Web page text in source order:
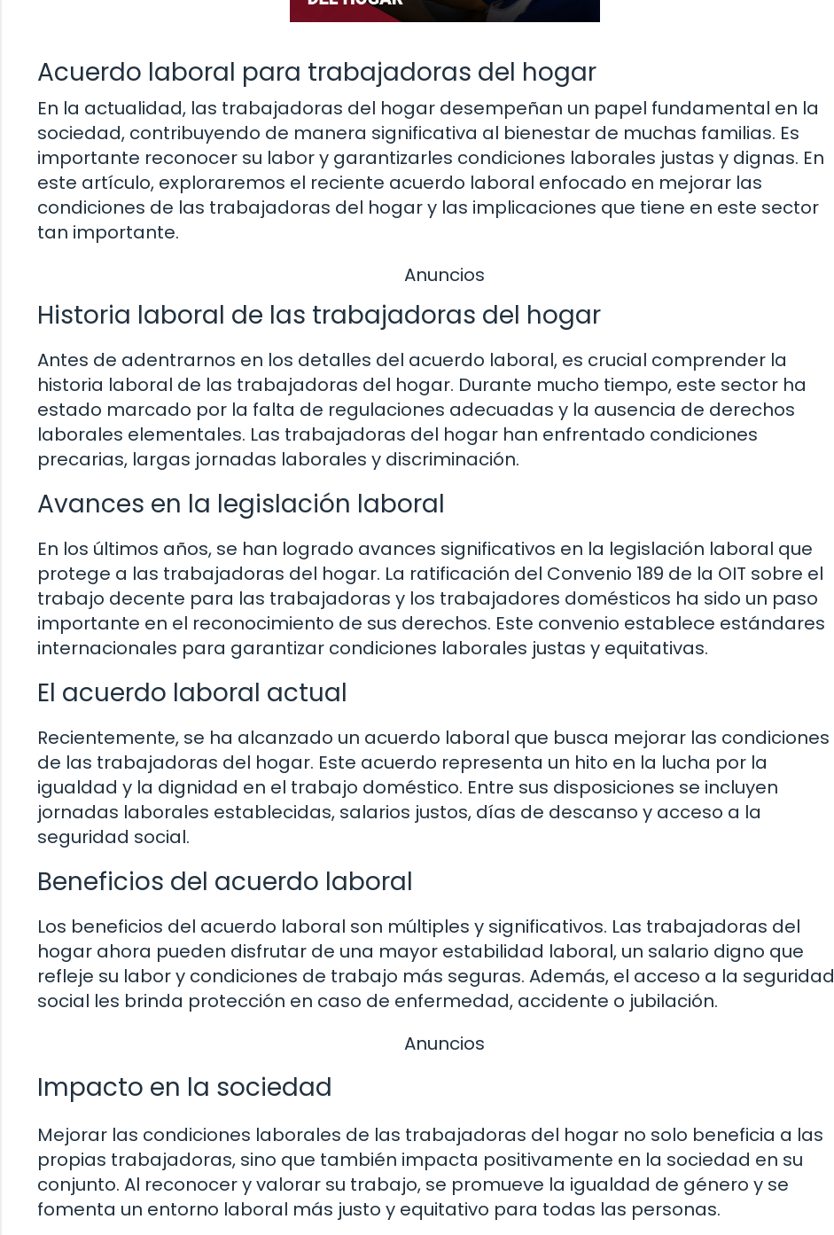
Acuerdo laboral para trabajadoras del hogar
En la actualidad, las trabajadoras del hogar desempeñan un papel fundamental en la
sociedad, contribuyendo de manera significativa al bienestar de muchas familias. Es
importante reconocer su labor y garantizarles condiciones laborales justas y dignas. En
este artículo, exploraremos el reciente acuerdo laboral enfocado en mejorar las
condiciones de las trabajadoras del hogar y las implicaciones que tiene en este sector
tan importante.
Anuncios
Historia laboral de las trabajadoras del hogar
Antes de adentrarnos en los detalles del acuerdo laboral, es crucial comprender la
historia laboral de las trabajadoras del hogar. Durante mucho tiempo, este sector ha
estado marcado por la falta de regulaciones adecuadas y la ausencia de derechos
laborales elementales. Las trabajadoras del hogar han enfrentado condiciones
precarias, largas jornadas laborales y discriminación.
Avances en la legislación laboral
En los últimos años, se han logrado avances significativos en la legislación laboral que
protege a las trabajadoras del hogar. La ratificación del Convenio 189 de la OIT sobre el
trabajo decente para las trabajadoras y los trabajadores domésticos ha sido un paso
importante en el reconocimiento de sus derechos. Este convenio establece estándares
internacionales para garantizar condiciones laborales justas y equitativas.
El acuerdo laboral actual
Recientemente, se ha alcanzado un acuerdo laboral que busca mejorar las condiciones
de las trabajadoras del hogar. Este acuerdo representa un hito en la lucha por la
igualdad y la dignidad en el trabajo doméstico. Entre sus disposiciones se incluyen
jornadas laborales establecidas, salarios justos, días de descanso y acceso a la
seguridad social.
Beneficios del acuerdo laboral
Los beneficios del acuerdo laboral son múltiples y significativos. Las trabajadoras del
hogar ahora pueden disfrutar de una mayor estabilidad laboral, un salario digno que
refleje su labor y condiciones de trabajo más seguras. Además, el acceso a la seguridad
social les brinda protección en caso de enfermedad, accidente o jubilación.
Anuncios
Impacto en la sociedad
Mejorar las condiciones laborales de las trabajadoras del hogar no solo beneficia a las
propias trabajadoras, sino que también impacta positivamente en la sociedad en su
conjunto. Al reconocer y valorar su trabajo, se promueve la igualdad de género y se
fomenta un entorno laboral más justo y equitativo para todas las personas.